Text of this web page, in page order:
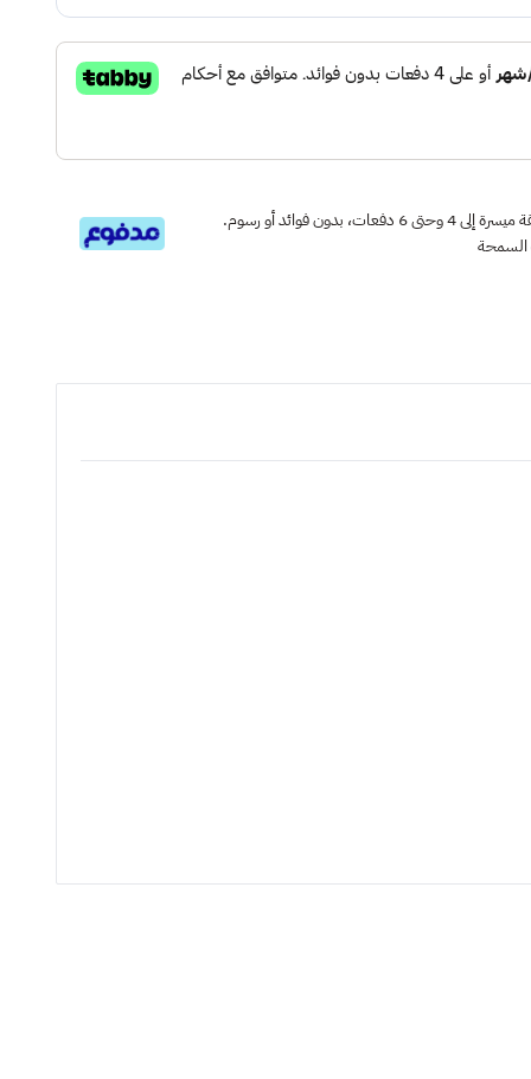
قسم دفعاتك بطريقة ميسرة إلى 4 وحتى 6 دفعات، بدون فوائد أو رسوم.
السمحة